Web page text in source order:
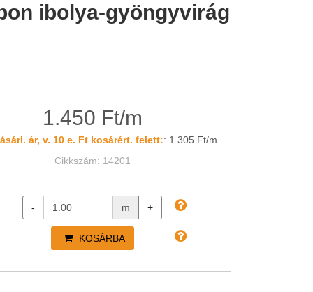
ibolya-gyöngyvirág
1.450 Ft/m
ár, v. 10 e. Ft kosárért. felett:: 1.305 Ft/m
Cikkszám: 14201
- m +
KOSÁRBA